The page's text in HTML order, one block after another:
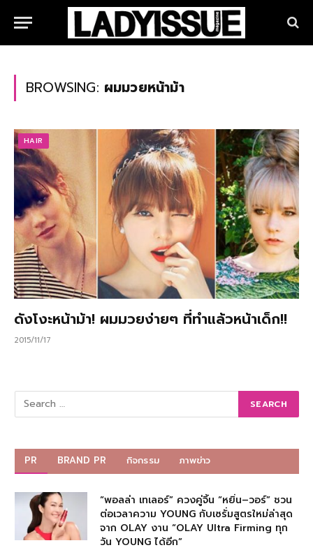
BROWSING: ผมมวยหน้าม้า
HAIR
ดังโงะหน้าม้า! ผมมวยง่ายๆ ที่ทำแล้วหน้าเด็ก!!
2015/11/17
PR BRAND PR กิจกรรม ภาพข่าว
“พอลล่า เทเลอร์” ควงคู่จิ้น “หยิ่น–วอร์” ชวน
ต่อเวลาความ YOUNG กับเซรั่มสูตรใหม่ล่าสุด
จาก OLAY งาน “OLAY Ultra Firming ทุก
วัน YOUNG ได้อีก”